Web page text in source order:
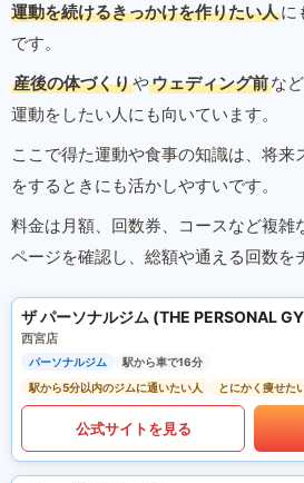
運動を続けるきっかけを作りたい人に
です。
産後の体づくりやウェディング前な
運動をしたい人にも向いています。
ここで得た運動や食事の知識は、将来
をするときにも活かしやすいです。
料金は月額、回数券、コースなど複雑
ページを確認し、総額や通える回数を
ザ パーソナルジム (THE PERSONAL
西宮店
パーソナルジム
駅から車で16分
駅から5分以内のジムに通いたい人
とにかく痩せた
公式サイトを見る